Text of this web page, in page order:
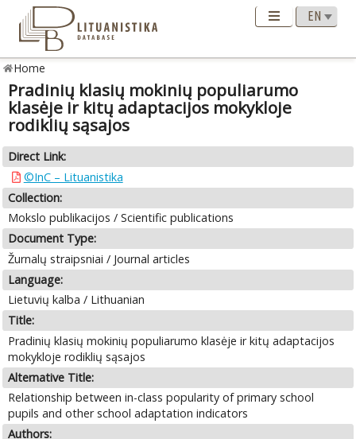
Home
Pradinių klasių mokinių populiarumo
klasėje ir kitų adaptacijos mokykloje
rodiklių sąsajos
Direct Link:
©InC – Lituanistika
Collection:
Mokslo publikacijos / Scientific publications
Document Type:
Žurnalų straipsniai / Journal articles
Language:
Lietuvių kalba / Lithuanian
Title:
Pradinių klasių mokinių populiarumo klasėje ir kitų adaptacijos
mokykloje rodiklių sąsajos
Alternative Title:
Relationship between in-class popularity of primary school
pupils and other school adaptation indicators
Authors: